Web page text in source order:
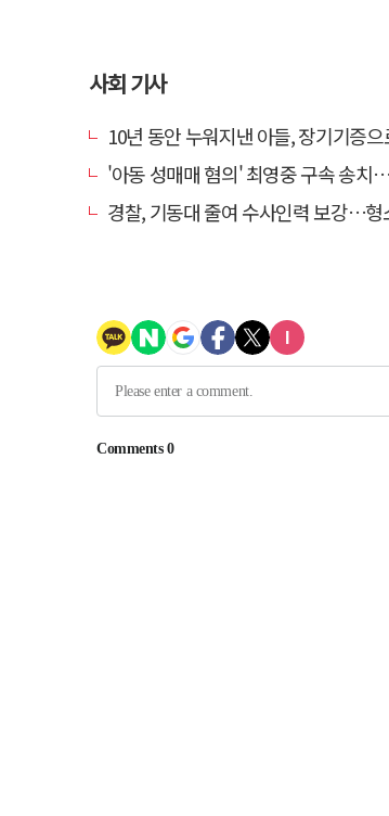
사회 기사
10년 동안 누워지낸 아들, 장기기증으로
'아동 성매매 혐의' 최영중 구속 송치
경찰, 기동대 줄여 수사인력 보강…형